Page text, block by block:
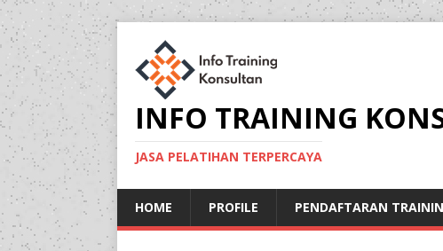
INFO TRAINING
JASA PELATIHAN TERPERCAYA
HOME PROFILE PENDAFTARAN